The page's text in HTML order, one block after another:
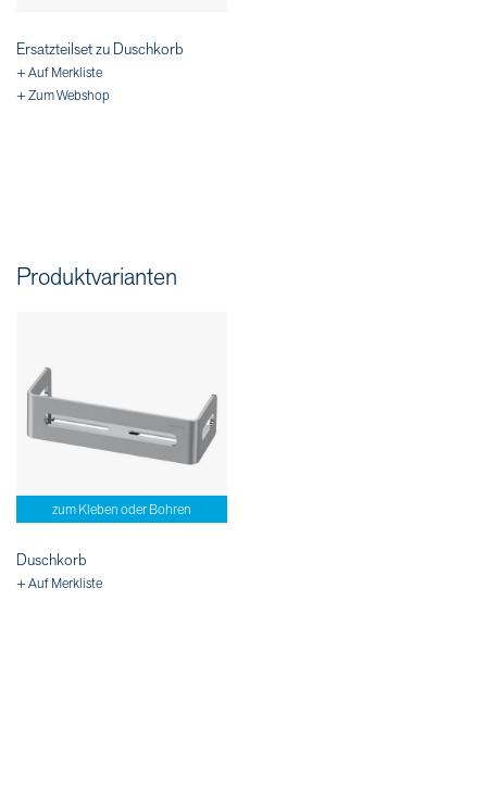
Ersatzteilset zu Duschkorb
+ Auf Merkliste
+ Zum Webshop
Produktvarianten
zum Kleben oder Bohren
Duschkorb
+ Auf Merkliste